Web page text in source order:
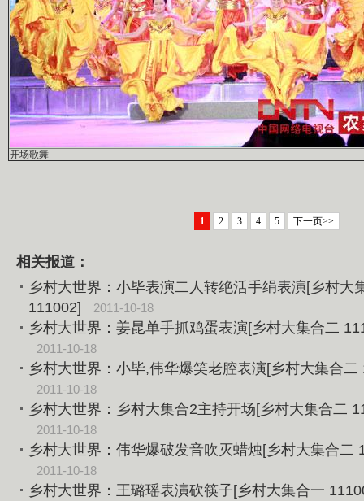
开场歌舞
1 2 3 4 5 下一页>>
相关报道：
乡村大世界：小毕表演二人转绝活手绢表演[乡村大
111002]
2011-10-18
乡村大世界：姜昆单手抓鸡蛋表演[乡村大集合二
2011-10-18
乡村大世界：小毕,伟华爆笑老腔表演[乡村大集合二
2011-10-18
乡村大世界：乡村大集合2主持开场[乡村大集合二
2011-10-18
乡村大世界：伟华爆破发音吹灭蜡烛[乡村大集合二
2011-10-18
乡村大世界：王璐瑶表演砍筷子[乡村大集合一